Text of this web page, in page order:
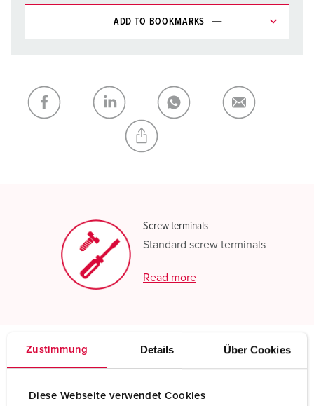
Zustimmung Details Über Cookies
Diese Webseite verwendet Cookies
ADD TO BOOKMARKS
My list ADD
CREATE A NEW LIST
Screw terminals
Standard screw terminals
Read more
Technical specifications